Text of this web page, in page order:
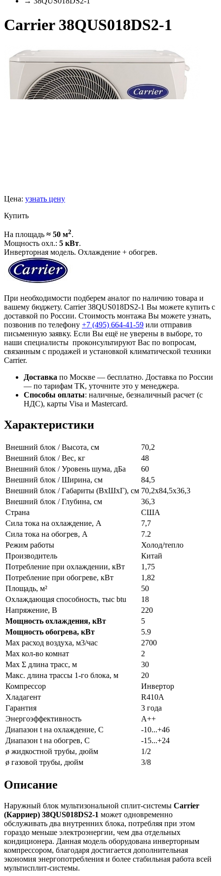
Carrier 38QUS018DS2-1
Цена: узнать цену
Купить
На площадь ≈ 50 м2.
Мощность охл.: 5 кВт.
Инверторная модель. Охлаждение + обогрев.
При необходимости подберем аналог по наличию товара и
вашему бюджету. Carrier 38QUS018DS2-1 Вы можете купить с
доставкой по России. Стоимость монтажа Вы можете узнать,
позвонив по телефону +7 (495) 664-41-59 или отправив
письменную заявку. Если Вы ещё не уверены в выборе, то
наши специалисты проконсультируют Вас по вопросам,
связанным с продажей и установкой климатической техники
Carrier.
Доставка по Москве — бесплатно. Доставка по России
— по тарифам ТК, уточните это у менеджера.
Способы оплаты: наличные, безналичный расчет (с
НДС), карты Visa и Mastercard.
Характеристики
Внешний блок / Высота, см
70,2
Внешний блок / Вес, кг
48
Внешний блок / Уровень шума, дБа
60
Внешний блок / Ширина, см
84,5
Внешний блок / Габариты (ВхШхГ), см 70,2x84,5x36,3
Внешний блок / Глубина, см
36,3
Страна
США
Сила тока на охлаждение, А
7,7
Сила тока на обогрев, А
7.2
Режим работы
Холод/тепло
Производитель
Китай
Потребление при охлаждении, кВт
1,75
Потребление при обогреве, кВт
1,82
Площадь, м²
50
Охлаждающая способность, тыс btu
18
Напряжение, В
220
Мощность охлаждения, кВт
5
Мощность обогрева, кВт
5.9
Max расход воздуха, м3/час
2700
Max кол-во комнат
2
Max Σ длина трасс, м
30
Макс. длина трассы 1-го блока, м
20
Компрессор
Инвертор
Хладагент
R410A
Гарантия
3 года
Энергоэффективность
A++
Диапазон t на охлаждение, С
-10...+46
Диапазон t на обогрев, С
-15...+24
ø жидкостной трубы, дюйм
1/2
ø газовой трубы, дюйм
3/8
Описание
Наружный блок мультизональной сплит-системы Carrier
(Карриер) 38QUS018DS2-1 может одновременно
обслуживать два внутренних блока, потребляя при этом
гораздо меньше электроэнергии, чем два отдельных
кондиционера. Данная модель оборудована инверторным
компрессором, благодаря достигается дополнительная
экономия энергопотребления и более стабильная работа всей
мультисплит-системы.